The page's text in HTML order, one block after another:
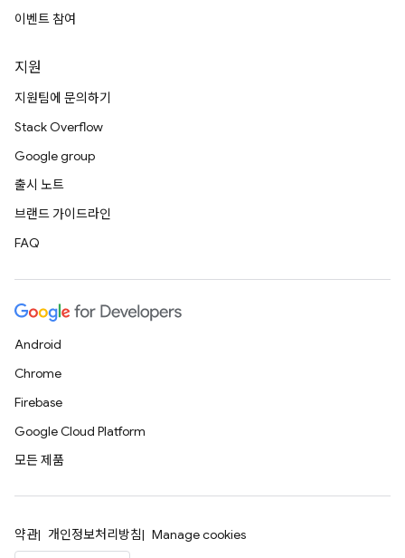
이벤트 참여
지원
지원팀에 문의하기
Stack Overflow
Google group
출시 노트
브랜드 가이드라인
FAQ
Android
Chrome
Firebase
Google Cloud Platform
모든 제품
약관 개인정보처리방침 Manage cookies